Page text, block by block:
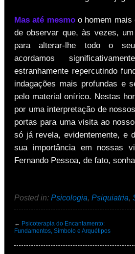
Mas até mesmoo homem mais
de observar que, às vezes,
para alterar-lhe todo o seu
acordamos
estranhamente repercutindo
indagações mais profundas e
pelo material onírico. Nestas
por uma interpretação de
portas para uma visita ao
só já revela, evidentemente, e
sua importância em nossas
Fernando Pessoa, de fato,
Posted in: Psicologia, Psiquiatria,
← Psicoterapia do Encantamento:
Fundamentos, Símbolo e Arquétipos